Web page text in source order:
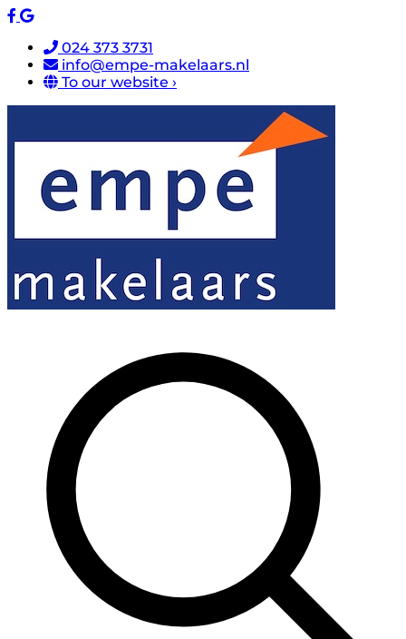
024 373 3731
info@empe-makelaars.nl
To our website ›